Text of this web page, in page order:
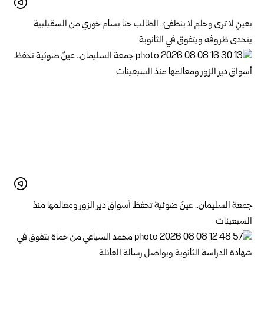
بعينٍ لا ترى وحلمٍ لا ينطفئ.. الطالب حنا بسام خوري من السقيلبية
يتحدى ظروفه ويتفوق في الثانوية
جمعة السليمان.. عينٌ ضوئية تحفظ أسواق دير الزور ومعالمها منذ
السبعينات